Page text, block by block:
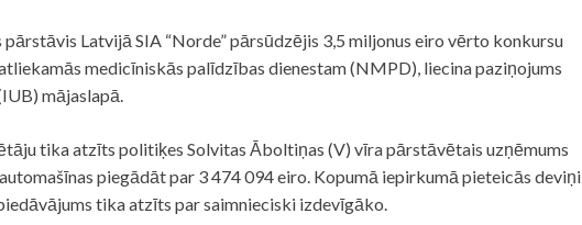
pārstāvis Latvijā SIA “Norde” pārsūdzējis 3,5 miljonus eiro vērto konkursu
medicīniskās palīdzības dienestam (NMPD), liecina paziņojums
mājaslapā.
tika atzīts politiķes Solvitas Āboltiņas (V) vīra pārstāvētais uzņēmums
piegādāt par 3 474 094 eiro. Kopumā iepirkumā pieteicās deviņi
tika atzīts par saimnieciski izdevīgāko.